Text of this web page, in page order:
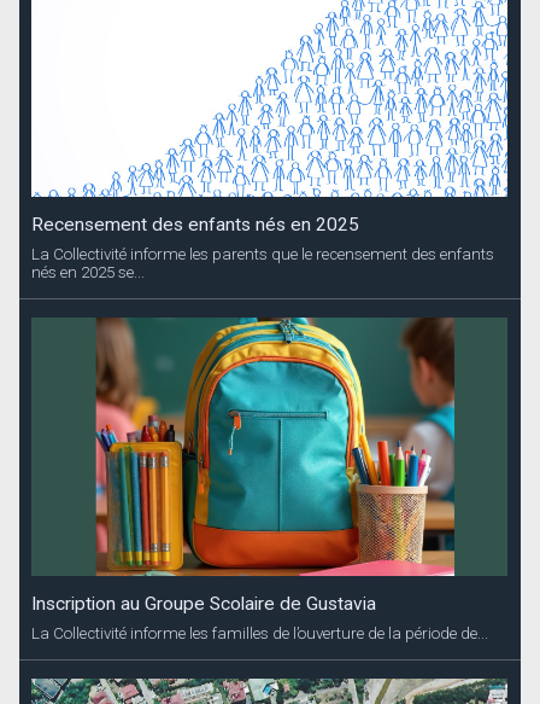
Recensement des enfants nés en 2025
La Collectivité informe les parents que le recensement des enfants
nés en 2025 se...
Inscription au Groupe Scolaire de Gustavia
La Collectivité informe les familles de l’ouverture de la période de...